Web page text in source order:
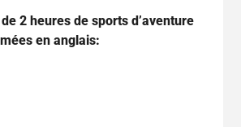
2 heures de sports d’aventure
en anglais: